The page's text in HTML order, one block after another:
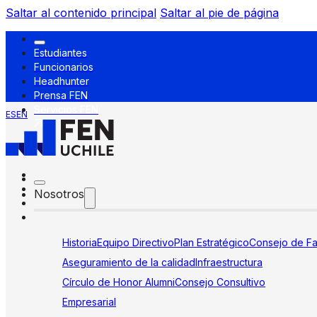
Saltar al contenido principal Saltar al pie de página
Estudiantes
Funcionarios
Headhunter
Prensa FEN
ESEN
Nosotros
HistoriaEquipo DirectivoPlan EstratégicoConsejo de
Aseguramiento de la calidadInfraestructura
Círculo de Honor AlumniConsejo Consultivo
Empresarial